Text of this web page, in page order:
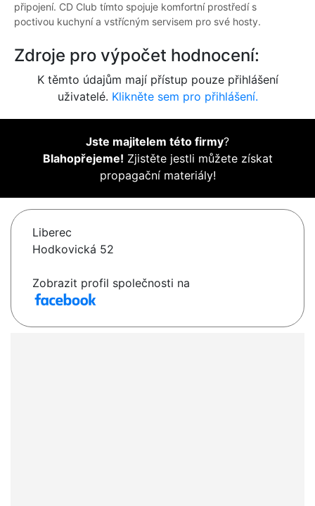
připojení. CD Club tímto spojuje komfortní prostředí s
poctivou kuchyní a vstřícným servisem pro své hosty.
Zdroje pro výpočet hodnocení:
K těmto údajům mají přístup pouze přihlášení
uživatelé. Klikněte sem pro přihlášení.
Jste majitelem této firmy?
Blahopřejeme! Zjistěte jestli můžete získat
propagační materiály!
Liberec
Hodkovická 52
Zobrazit profil společnosti na